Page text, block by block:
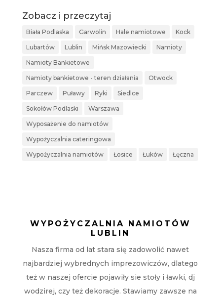
Zobacz i przeczytaj
Biała Podlaska Garwolin Hale namiotowe Kock
Lubartów Lublin Mińsk Mazowiecki Namioty
Namioty Bankietowe
Namioty bankietowe - teren działania Otwock
Parczew Puławy Ryki Siedlce
Sokołów Podlaski Warszawa
Wyposażenie do namiotów
Wypożyczalnia cateringowa
Wypożyczalnia namiotów Łosice Łuków Łęczna
WYPOŻYCZALNIA NAMIOTÓW
LUBLIN
Nasza firma od lat stara się zadowolić nawet
najbardziej wybrednych imprezowiczów, dlatego
też w naszej ofercie pojawiły sie stoły i ławki, dj
wodzirej, czy też dekoracje. Stawiamy zawsze na